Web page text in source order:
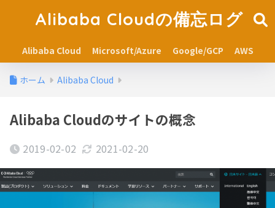
Alibaba Cloudの備忘ログ
Alibaba Cloud Microsoft/Azure Google/GCP AWS
ホーム Alibaba Cloud
Alibaba Cloudのサイトの概念
2019-02-02 2021-02-20